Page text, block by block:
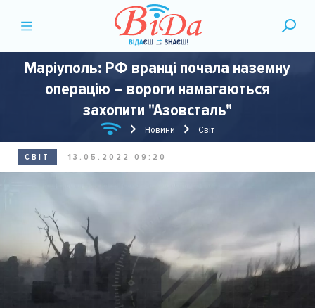
Маріуполь: РФ вранці почала наземну
операцію – вороги намагаються
захопити "Азовсталь"
Новини Світ
СВІТ 13.05.2022 09:20